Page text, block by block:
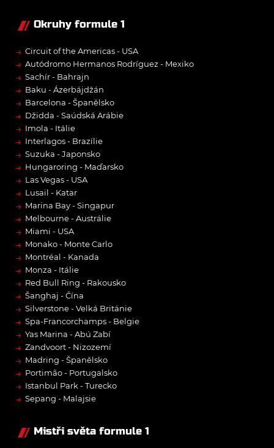
Okruhy formule 1
→ Circuit of the Americas - USA
→ Autódromo Hermanos Rodríguez - Mexiko
→ Sachír - Bahrajn
→ Baku - Ázerbájdžán
→ Barcelona - Španělsko
→ Džidda - Saúdská Arábie
→ Imola - Itálie
→ Interlagos - Brazílie
→ Suzuka - Japonsko
→ Hungaroring - Maďarsko
→ Las Vegas - USA
→ Lusail - Katar
→ Marina Bay - Singapur
→ Melbourne - Austrálie
→ Miami - USA
→ Monako - Monte Carlo
→ Montréal - Kanada
→ Monza - Itálie
→ Red Bull Ring - Rakousko
→ Šanghaj - Čína
→ Silverstone - Velká Británie
→ Spa-Francorchamps - Belgie
→ Yas Marina - Abú Zabí
→ Zandvoort - Nizozemí
→ Madring - Španělsko
→ Portimão - Portugalsko
→ Istanbul Park - Turecko
→ Sepang - Malajsie
Mistři světa formule 1